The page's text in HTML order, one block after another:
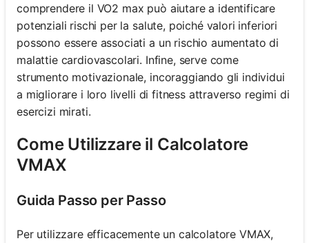
comprendere il VO2 max può aiutare a identificare
potenziali rischi per la salute, poiché valori inferiori
possono essere associati a un rischio aumentato di
malattie cardiovascolari. Infine, serve come
strumento motivazionale, incoraggiando gli individui
a migliorare i loro livelli di fitness attraverso regimi di
esercizi mirati.
Come Utilizzare il Calcolatore
VMAX
Guida Passo per Passo
Per utilizzare efficacemente un calcolatore VMAX,